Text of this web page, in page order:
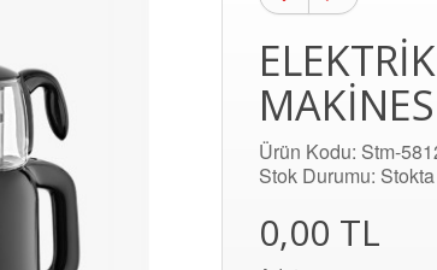
Ürün Kodu: Stm-
Stok Durumu:
0,00 TL